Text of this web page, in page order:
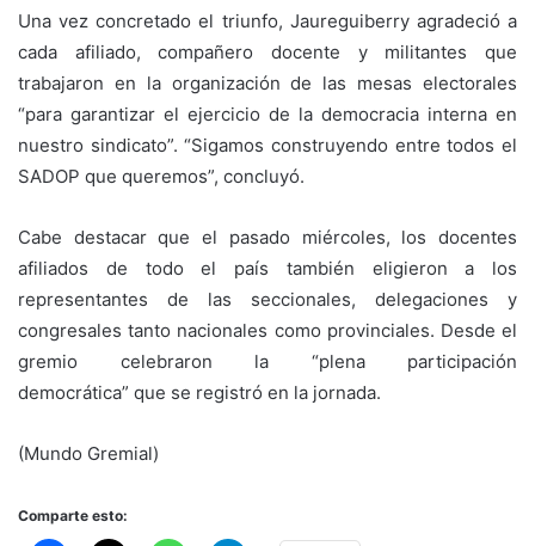
Una vez concretado el triunfo, Jaureguiberry agradeció a
cada afiliado, compañero docente y militantes que
trabajaron en la organización de las mesas electorales
“para garantizar el ejercicio de la democracia interna en
nuestro sindicato”. “Sigamos construyendo entre todos el
SADOP que queremos”, concluyó.
Cabe destacar que el pasado miércoles, los docentes
afiliados de todo el país también eligieron a los
representantes de las seccionales, delegaciones y
congresales tanto nacionales como provinciales. Desde el
gremio celebraron la “plena participación
democrática” que se registró en la jornada.
(Mundo Gremial)
Comparte esto: